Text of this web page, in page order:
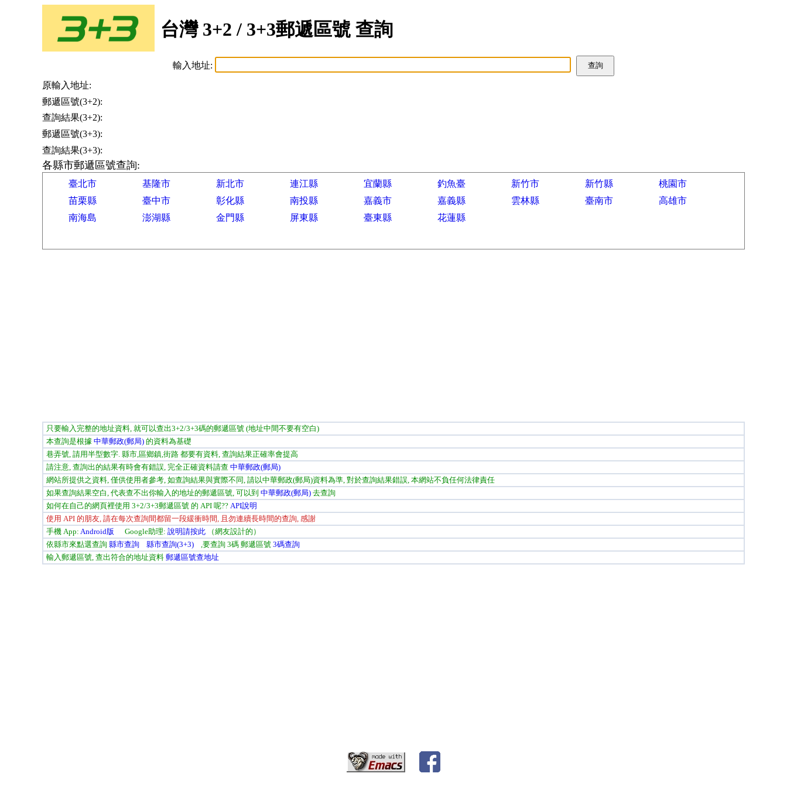
台灣 3+2 / 3+3郵遞區號 查詢
輸入地址:
原輸入地址:
郵遞區號(3+2):
查詢結果(3+2):
郵遞區號(3+3):
查詢結果(3+3):
各縣市郵遞區號查詢:
臺北市 基隆市 新北市 連江縣 宜蘭縣 釣魚臺 新竹市 新竹縣
桃園市
苗栗縣
臺中市 彰化縣 南投縣 嘉義市 嘉義縣 雲林縣 臺南市
高雄市
南海島
澎湖縣 金門縣 屏東縣 臺東縣 花蓮縣
只要輸入完整的地址資料, 就可以查出3+2/3+3碼的郵遞區號 (地址中間不要有空白)
本查詢是根據 中華郵政(郵局) 的資料為基礎
巷弄號, 請用半型數字. 縣市,區鄉鎮,街路 都要有資料, 查詢結果正確率會提高
請注意, 查詢出的結果有時會有錯誤, 完全正確資料請查 中華郵政(郵局)
網站所提供之資料, 僅供使用者參考, 如查詢結果與實際不同, 請以中華郵政(郵局)資料為準, 對於查詢結果錯誤, 本網站不負任何法律責任
如果查詢結果空白, 代表查不出你輸入的地址的郵遞區號, 可以到 中華郵政(郵局) 去查詢
如何在自己的網頁裡使用 3+2/3+3郵遞區號 的 API 呢?? API說明
使用 API 的朋友, 請在每次查詢間都留一段緩衝時間, 且勿連續長時間的查詢, 感謝
手機 App: Android版 Google助理: 說明請按此 （網友設計的）
依縣市來點選查詢 縣市查詢 縣市查詢(3+3) ,要查詢 3碼 郵遞區號 3碼查詢
輸入郵遞區號, 查出符合的地址資料 郵遞區號查地址